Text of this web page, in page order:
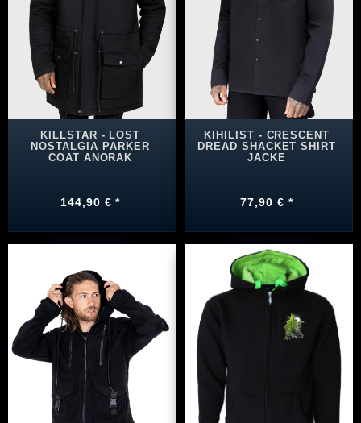
KILLSTAR - LOST
NOSTALGIA PARKER
COAT ANORAK
144,90 € *
KIHILIST - CRESCENT
DREAD SHACKET SHIRT
JACKE
77,90 € *